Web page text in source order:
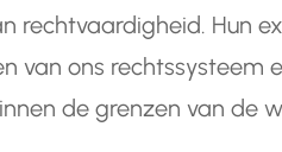
rechtvaardigheid. Hun
van ons rechtssysteem
de grenzen van de